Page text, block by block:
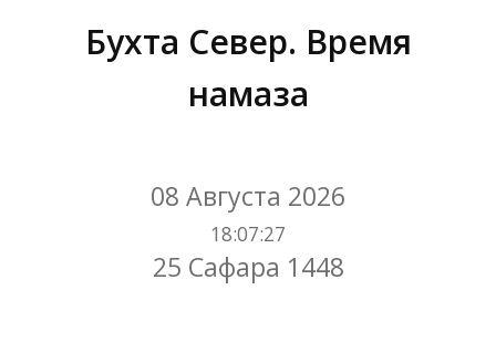
Бухта Север. Время
намаза
08 Августа 2026
18:07:28
25 Сафара 1448